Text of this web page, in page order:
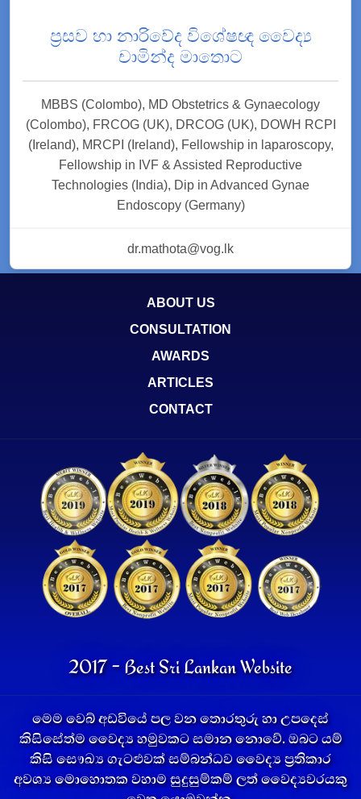
ප්‍රසව හා නාරිවේද විශේෂඥ වෛද්‍ය
චාමින්ද මාතොට
MBBS (Colombo), MD Obstetrics & Gynaecology
(Colombo), FRCOG (UK), DRCOG (UK), DOWH RCPI
(Ireland), MRCPI (Ireland), Fellowship in laparoscopy,
Fellowship in IVF & Assisted Reproductive
Technologies (India), Dip in Advanced Gynae
Endoscopy (Germany)
dr.mathota@vog.lk
ABOUT US
CONSULTATION
AWARDS
ARTICLES
CONTACT
2017 - Best Sri Lankan Website
මෙම වෙබ් අඩවියේ පල වන තොරතුරු හා උපදෙස්
කිසිසේත්ම වෛද්‍ය හමුවකට සමාන නොවේ. ඔබට යම්
කිසි සෞඛ්‍ය ගැටළුවක් සම්බන්ධව වෛද්‍ය ප්‍රතිකාර
අවශ්‍ය මොහොතක වහාම සුදුසුම්කම් ලත් වෛද්‍යවරයකු